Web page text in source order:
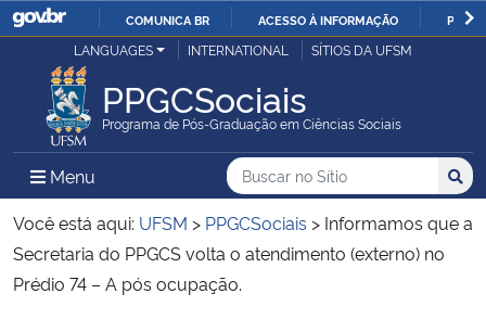
IR
O
COMUNICA BR ACESSO À INFORMAÇÃO
Ministério da Justiça e Segurança Pública
Ministério da Defesa
Ministério das Relações Exteriores
Ministério da Economia
LANGUAGES INTERNATIONAL SÍTIOS DA UFSM
PPGCSociais
Programa de Pós-Graduação em Ciências Sociais
Menu Menu Principal do Sítio
Busca
Buscar no no Sítio
Busca:
Você está aqui: UFSM > PPGCSociais > Informamos que a
Secretaria do PPGCS volta o atendimento (externo) no
Prédio 74 – A pós ocupação.